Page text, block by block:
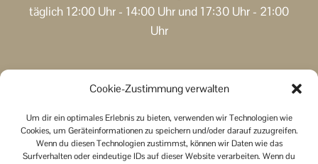
Cookie-Zustimmung verwalten
Um dir ein optimales Erlebnis zu bieten, verwenden wir Technologien wie
Cookies, um Geräteinformationen zu speichern und/oder darauf zuzugreifen.
Wenn du diesen Technologien zustimmst, können wir Daten wie das
Surfverhalten oder eindeutige IDs auf dieser Website verarbeiten. Wenn du
täglich 12:00 Uhr - 14:00 Uhr und 17:30 Uhr - 21:00
Uhr
Nachhaltigkeit
Hygienehinweise
Jobbörse
Kontakt